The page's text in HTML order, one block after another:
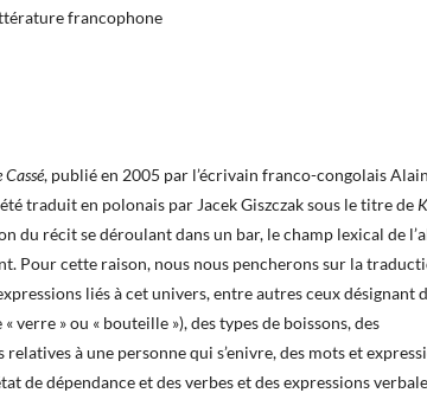
francophone
Cassé, publié en 2005 par l’écrivain franco-congolais Alain
traduit en polonais par Jacek Giszczak sous le titre de
du récit se déroulant dans un bar, le champ lexical de
Pour cette raison, nous nous pencherons sur la
liés à cet univers, entre autres ceux désignant
verre » ou « bouteille »), des types de boissons, des
à une personne qui s’enivre, des mots et
de dépendance et des verbes et des expressions